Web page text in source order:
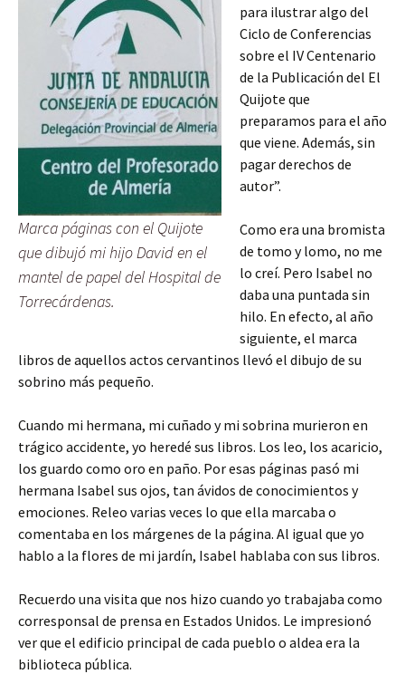
Marca páginas con el Quijote
que dibujó mi hijo David en el
mantel de papel del Hospital de
Torrecárdenas.
para ilustrar algo del
Ciclo de Conferencias
sobre el IV Centenario
de la Publicación del El
Quijote que
preparamos para el año
que viene. Además, sin
pagar derechos de
autor”.
Como era una bromista
de tomo y lomo, no me
lo creí. Pero Isabel no
daba una puntada sin
hilo. En efecto, al año
siguiente, el marca
libros de aquellos actos cervantinos llevó el dibujo de su
sobrino más pequeño.
Cuando mi hermana, mi cuñado y mi sobrina murieron en
trágico accidente, yo heredé sus libros. Los leo, los acaricio,
los guardo como oro en paño. Por esas páginas pasó mi
hermana Isabel sus ojos, tan ávidos de conocimientos y
emociones. Releo varias veces lo que ella marcaba o
comentaba en los márgenes de la página. Al igual que yo
hablo a la flores de mi jardín, Isabel hablaba con sus libros.
Recuerdo una visita que nos hizo cuando yo trabajaba como
corresponsal de prensa en Estados Unidos. Le impresionó
ver que el edificio principal de cada pueblo o aldea era la
biblioteca pública.